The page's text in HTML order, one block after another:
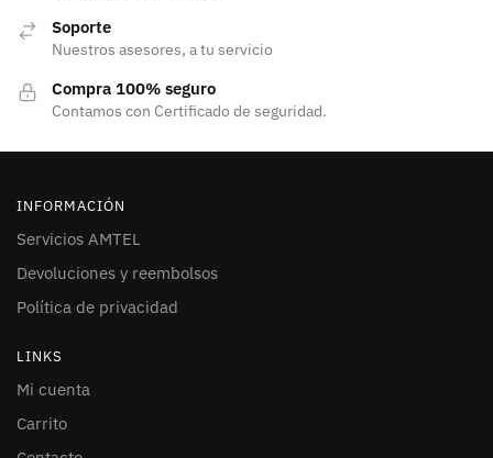
Soporte
Nuestros asesores, a tu servicio
Compra 100% seguro
Contamos con Certificado de seguridad.
INFORMACIÓN
Servicios AMTEL
Devoluciones y reembolsos
Política de privacidad
LINKS
Mi cuenta
Carrito